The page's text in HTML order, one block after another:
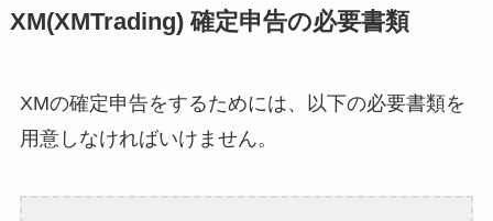
XM(XMTrading) 確定申告の必要書類
XMの確定申告をするためには、以下の必要書類を
用意しなければいけません。